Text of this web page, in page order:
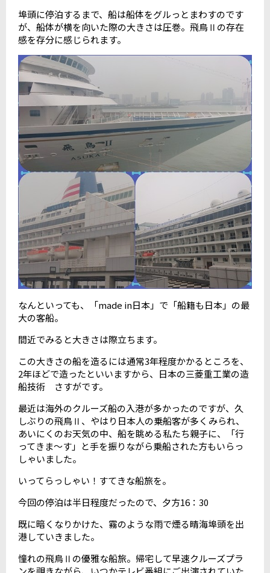
埠頭に停泊するまで、船は船体をグルっとまわすのです
が、船体が横を向いた際の大きさは圧巻。飛鳥Ⅱの存在
感を存分に感じられます。
なんといっても、「made in日本」で「船籍も日本」の最
大の客船。
間近でみると大きさは際立ちます。
この大きさの船を造るには通常3年程度かかるところを、
2年ほどで造ったといいますから、日本の三菱重工業の造
船技術 さすがです。
最近は海外のクルーズ船の入港が多かったのですが、久
しぶりの飛鳥Ⅱ、やはり日本人の乗船客が多くみられ、
あいにくのお天気の中、船を眺める私たち親子に、「行
ってきま～す」と手を振りながら乗船された方もいらっ
しゃいました。
いってらっしゃい！すてきな船旅を。
今回の停泊は半日程度だったので、夕方16：30
既に暗くなりかけた、霧のような雨で煙る晴海埠頭を出
港していきました。
憧れの飛鳥Ⅱの優雅な船旅。帰宅して早速クルーズプラ